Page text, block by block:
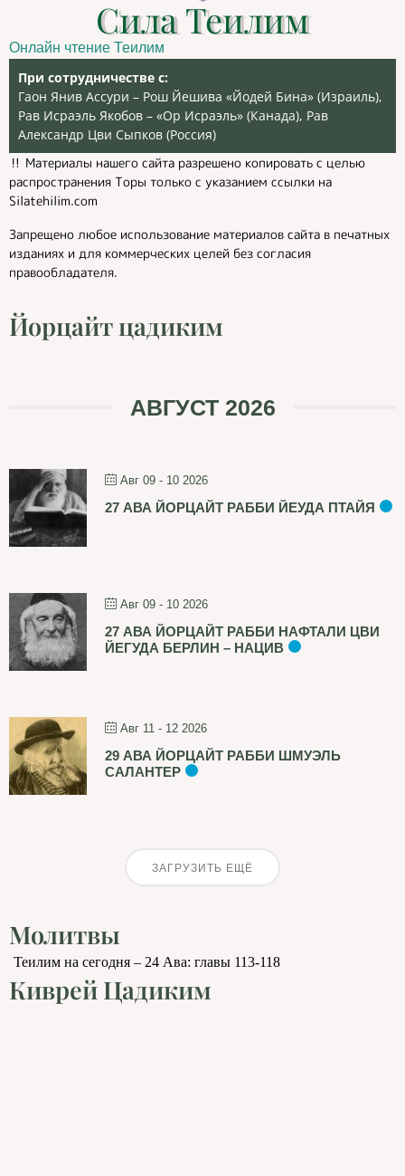
Сила Теилим
Онлайн чтение Теилим
При сотрудничестве с:
Гаон Янив Ассури – Рош Йешива «Йодей Бина» (Израиль),
Рав Исраэль Якобов – «Ор Исраэль» (Канада), Рав
Александр Цви Сыпков (Россия)
‼️ Материалы нашего сайта разрешено копировать с целью
распространения Торы только с указанием ссылки на
Silatehilim.com
Запрещено любое использование материалов сайта в печатных
изданиях и для коммерческих целей без согласия
правообладателя.
Йорцайт цадиким
АВГУСТ 2026
Авг 09 - 10 2026
27 АВА ЙОРЦАЙТ РАББИ ЙЕУДА ПТАЙЯ
Авг 09 - 10 2026
27 АВА ЙОРЦАЙТ РАББИ НАФТАЛИ ЦВИ
ЙЕГУДА БЕРЛИН – НАЦИВ
Авг 11 - 12 2026
29 АВА ЙОРЦАЙТ РАББИ ШМУЭЛЬ
САЛАНТЕР
ЗАГРУЗИТЬ ЕЩЁ
Молитвы
Теилим на сегодня – 24 Ава: главы 113-118
Киврей Цадиким